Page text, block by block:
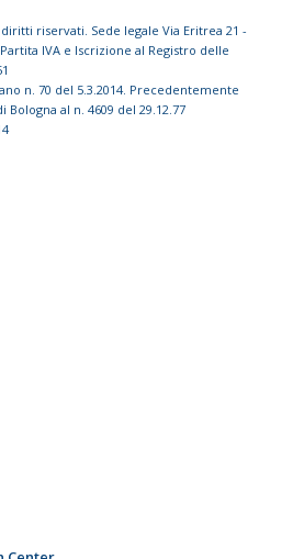
riservati. Sede legale Via Eritrea 21 -
IVA e Iscrizione al Registro delle
n. 70 del 5.3.2014. Precedentemente
al n. 4609 del 29.12.77